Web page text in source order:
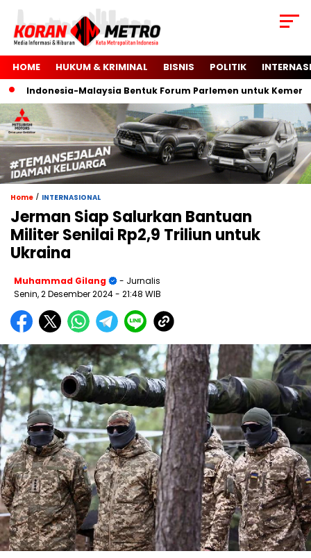
HOME HUKUM & KRIMINAL BISNIS POLITIK
Indonesia-Malaysia Bentuk Forum Parlemen untuk
Home / INTERNASIONAL
Jerman Siap Salurkan Bantuan
Militer Senilai Rp2,9 Triliun untuk
Ukraina
Muhammad Gilang
- Jurnalis
Senin, 2 Desember 2024- 21:48 WIB